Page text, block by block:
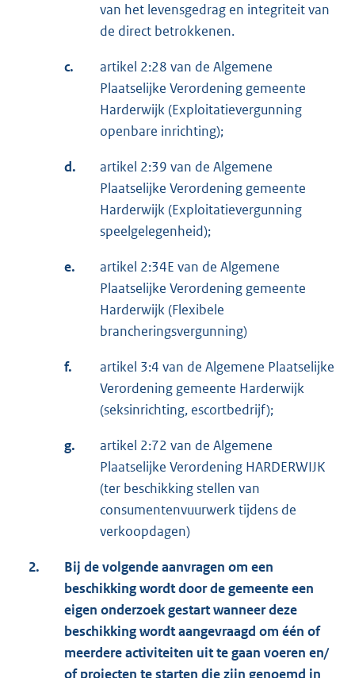
van het levensgedrag en integriteit van
de direct betrokkenen.
c.
artikel 2:28 van de Algemene
Plaatselijke Verordening gemeente
Harderwijk (Exploitatievergunning
openbare inrichting);
d.
artikel 2:39 van de Algemene
Plaatselijke Verordening gemeente
Harderwijk (Exploitatievergunning
speelgelegenheid);
e.
artikel 2:34E van de Algemene
Plaatselijke Verordening gemeente
Harderwijk (Flexibele
brancheringsvergunning)
f.
artikel 3:4 van de Algemene Plaatselijke
Verordening gemeente Harderwijk
(seksinrichting, escortbedrijf);
g.
artikel 2:72 van de Algemene
Plaatselijke Verordening HARDERWIJK
(ter beschikking stellen van
consumentenvuurwerk tijdens de
verkoopdagen)
2.
Bij de volgende aanvragen om een
beschikking wordt door de gemeente een
eigen onderzoek gestart wanneer deze
beschikking wordt aangevraagd om één of
meerdere activiteiten uit te gaan voeren en/
of projecten te starten die zijn genoemd in